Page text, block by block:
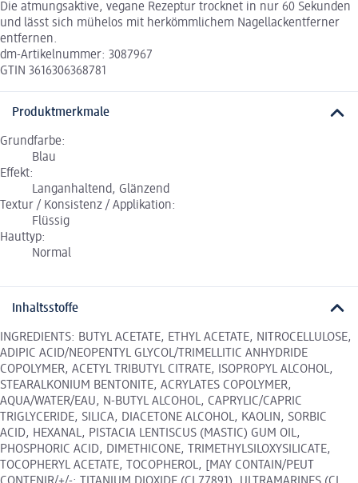
Die atmungsaktive, vegane Rezeptur trocknet in nur 60 Sekunden
und lässt sich mühelos mit herkömmlichem Nagellackentferner
entfernen.
dm-Artikelnummer: 3087967
GTIN 3616306368781
Produktmerkmale
Grundfarbe:
Blau
Effekt:
Langanhaltend, Glänzend
Textur / Konsistenz / Applikation:
Flüssig
Hauttyp:
Normal
Inhaltsstoffe
INGREDIENTS: BUTYL ACETATE, ETHYL ACETATE, NITROCELLULOSE,
ADIPIC ACID/NEOPENTYL GLYCOL/TRIMELLITIC ANHYDRIDE
COPOLYMER, ACETYL TRIBUTYL CITRATE, ISOPROPYL ALCOHOL,
STEARALKONIUM BENTONITE, ACRYLATES COPOLYMER,
AQUA/WATER/EAU, N-BUTYL ALCOHOL, CAPRYLIC/CAPRIC
TRIGLYCERIDE, SILICA, DIACETONE ALCOHOL, KAOLIN, SORBIC
ACID, HEXANAL, PISTACIA LENTISCUS (MASTIC) GUM OIL,
PHOSPHORIC ACID, DIMETHICONE, TRIMETHYLSILOXYSILICATE,
TOCOPHERYL ACETATE, TOCOPHEROL, [MAY CONTAIN/PEUT